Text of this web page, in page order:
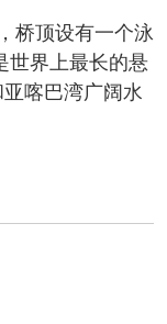
桥顶设有一个泳
世界上最长的悬
喀巴湾广阔水